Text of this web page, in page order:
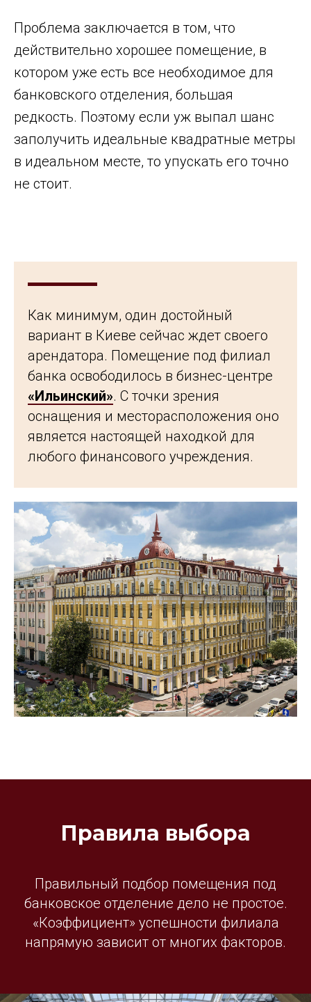
Проблема заключается в том, что
действительно хорошее помещение, в
котором уже есть все необходимое для
банковского отделения, большая
редкость. Поэтому если уж выпал шанс
заполучить идеальные квадратные метры
в идеальном месте, то упускать его точно
не стоит.
Как минимум, один достойный
вариант в Киеве сейчас ждет своего
арендатора. Помещение под филиал
банка освободилось в бизнес-центре
«Ильинский». С точки зрения
оснащения и месторасположения оно
является настоящей находкой для
любого финансового учреждения.
Правила выбора
Правильный подбор помещения под
банковское отделение дело не простое.
«Коэффициент» успешности филиала
напрямую зависит от многих факторов.